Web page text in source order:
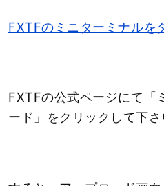
FXTFのミニターミナルを
FXTFの公式ページにて「
ード」をクリックして下さ